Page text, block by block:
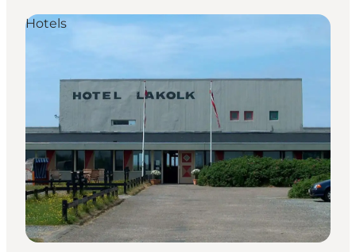
Events
Übernachtung
Plane deine Reise
Booking
Hotels